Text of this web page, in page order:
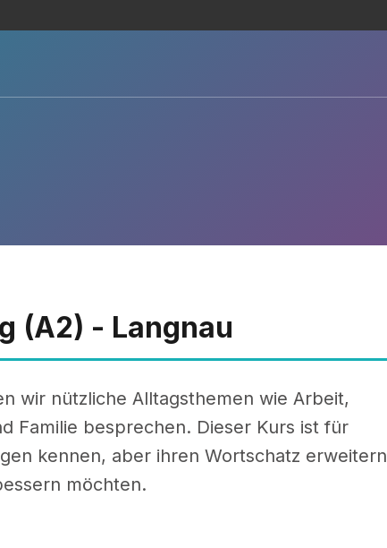
(A2) - Langnau
wir nützliche Alltagsthemen wie Arbeit,
Familie besprechen. Dieser Kurs ist für
kennen, aber ihren Wortschatz erweitern
möchten.